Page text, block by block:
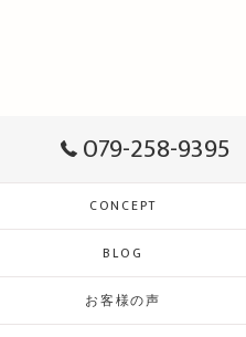
079-258-9395
CONCEPT
BLOG
お客様の声